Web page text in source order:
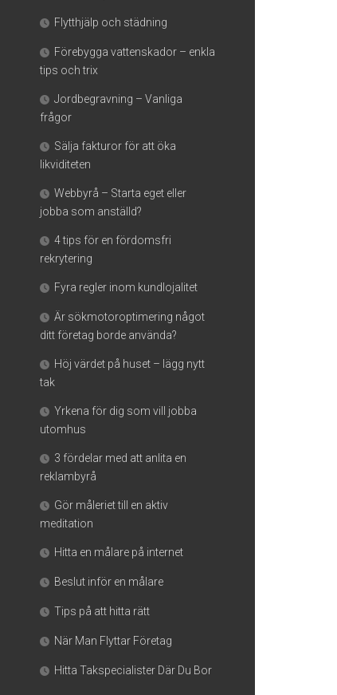
Flytthjälp och städning
Förebygga vattenskador – enkla
tips och trix
Jordbegravning – Vanliga
frågor
Sälja fakturor för att öka
likviditeten
Webbyrå – Starta eget eller
jobba som anställd?
4 tips för en fördomsfri
rekrytering
Fyra regler inom kundlojalitet
Är sökmotoroptimering något
ditt företag borde använda?
Höj värdet på huset – lägg nytt
tak
Yrkena för dig som vill jobba
utomhus
3 fördelar med att anlita en
reklambyrå
Gör måleriet till en aktiv
meditation
Hitta en målare på internet
Beslut inför en målare
Tips på att hitta rätt
När Man Flyttar Företag
Hitta Takspecialister Där Du Bor